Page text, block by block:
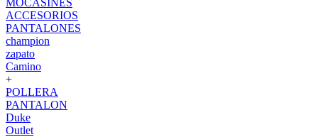
MOCASINES
ACCESORIOS
PANTALONES
champion
zapato
Camino
+
POLLERA
PANTALON
Duke
Outlet